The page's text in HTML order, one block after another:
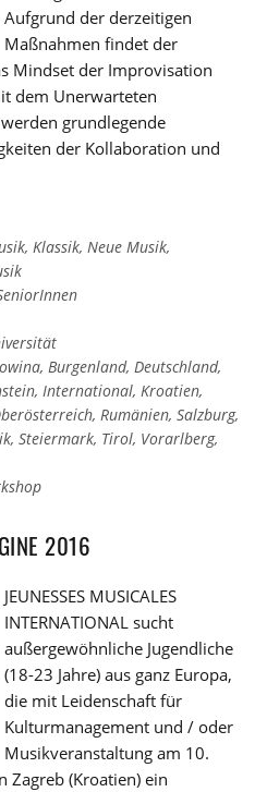
Aufgrund der derzeitigen
Maßnahmen findet der
Mindset der Improvisation
dem Unerwarteten
grundlegende
der Kollaboration und
, Klassik, Neue Musik,
, Burgenland, Deutschland,
, International, Kroatien,
, Rumänien, Salzburg,
, Steiermark, Tirol, Vorarlberg,
2016
JEUNESSES MUSICALES
INTERNATIONAL sucht
außergewöhnliche Jugendliche
(18-23 Jahre) aus ganz Europa,
die mit Leidenschaft für
Kulturmanagement und / oder
Musikveranstaltung am 10.
Zagreb (Kroatien) ein